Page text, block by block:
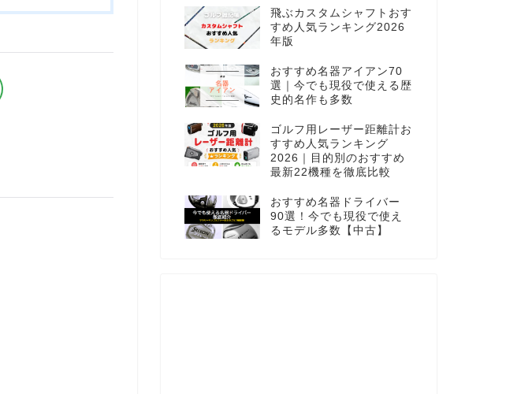
飛ぶカスタムシャフトおす
すめ人気ランキング2026
年版
おすすめ名器アイアン70
選｜今でも現役で使える歴
史的名作も多数
ゴルフ用レーザー距離計お
すすめ人気ランキング
2026｜目的別のおすすめ
最新22機種を徹底比較
おすすめ名器ドライバー
90選！今でも現役で使え
るモデル多数【中古】